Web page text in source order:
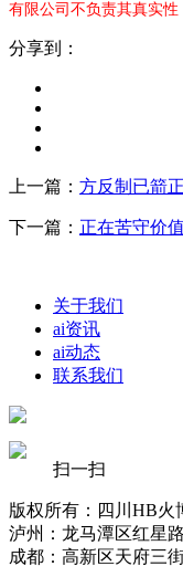
有限公司不负责其真实性
分享到：
上一篇： 方反制已箭
下一篇： 正在苦守价
关于我们
ai资讯
ai动态
联系我们
扫一扫
版权所有：四川HB火
泸州：龙马潭区红星
成都：高新区天府三